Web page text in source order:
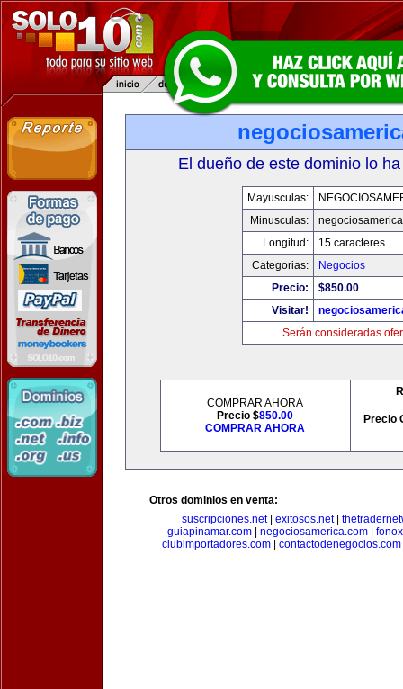
El dueño de este dominio lo
Mayusculas:
Minusculas:
Longitud:
15 caracteres
Categorias:
Negocios
Precio:
$850.00
Visitar!
Serán consideradas
COMPRAR AHORA
Precio $850.00
COMPRAR AHORA
Precio
Otros dominios en venta:
suscripciones.net| exitosos.net|
guiapinamar.com
negociosamerica.com
clubimportadores.com
contactodenegocios.com